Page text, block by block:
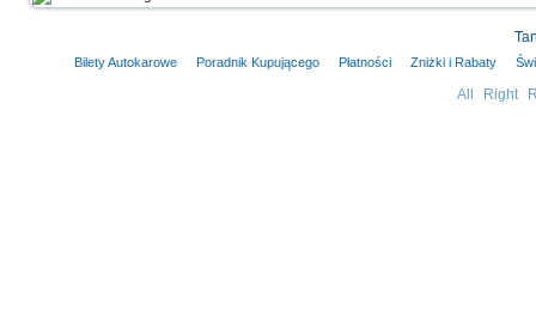
Bilety Autokarowe Poradnik Kupującego Płatności Zniżki i Rabaty
All Right